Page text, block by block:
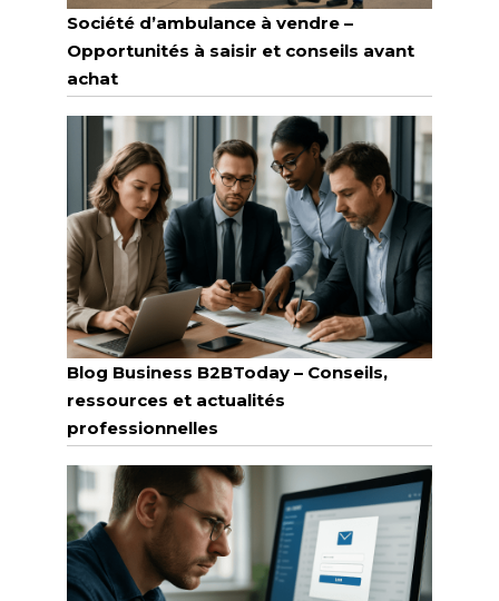
Société d’ambulance à vendre –
Opportunités à saisir et conseils avant
achat
Blog Business B2BToday – Conseils,
ressources et actualités
professionnelles